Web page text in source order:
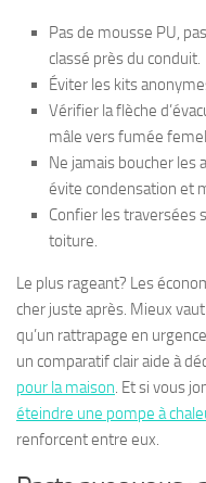
Pas de mousse PU,
classé près du conduit.
Éviter les kits
Vérifier la flèche
mâle vers fumée
Ne jamais boucher les
évite condensation et
Confier les traversées
toiture.
Le plus rageant? Les
cher juste après. Mieux
qu’un rattrapage en
un comparatif clair aide à
pour la maison. Et si vous
éteindre une pompe à
renforcent entre eux.